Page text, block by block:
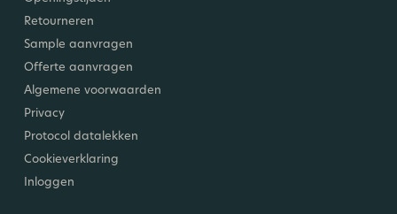
Retourneren
Sample aanvragen
Offerte aanvragen
Algemene voorwaarden
Privacy
Protocol datalekken
Cookieverklaring
Inloggen